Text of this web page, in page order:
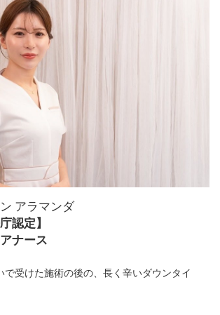
アラマンダ
認定】
ナース
で受けた施術の後の、長く辛いダウンタイ